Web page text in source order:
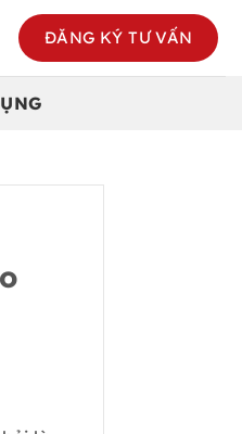
ĐĂNG KÝ TƯ VẤN